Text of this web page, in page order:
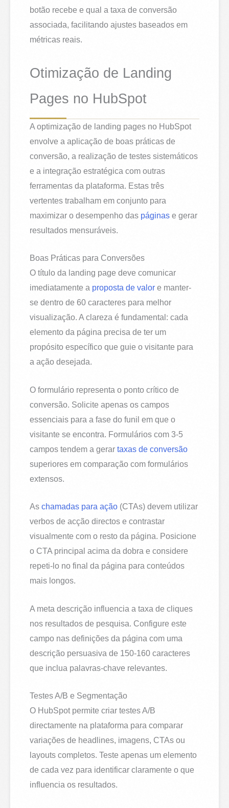
botão recebe e qual a taxa de conversão
associada, facilitando ajustes baseados em
métricas reais.
Otimização de Landing
Pages no HubSpot
A optimização de landing pages no HubSpot
envolve a aplicação de boas práticas de
conversão, a realização de testes sistemáticos
e a integração estratégica com outras
ferramentas da plataforma. Estas três
vertentes trabalham em conjunto para
maximizar o desempenho das páginas e gerar
resultados mensuráveis.
Boas Práticas para Conversões
O título da landing page deve comunicar
imediatamente a proposta de valor e manter-
se dentro de 60 caracteres para melhor
visualização. A clareza é fundamental: cada
elemento da página precisa de ter um
propósito específico que guie o visitante para
a ação desejada.
O formulário representa o ponto crítico de
conversão. Solicite apenas os campos
essenciais para a fase do funil em que o
visitante se encontra. Formulários com 3-5
campos tendem a gerartaxas de conversão
superiores em comparação com formulários
extensos.
Aschamadas para ação (CTAs) devem utilizar
verbos de acção directos e contrastar
visualmente com o resto da página. Posicione
o CTA principal acima da dobra e considere
repeti-lo no final da página para conteúdos
mais longos.
A meta descrição influencia a taxa de cliques
nos resultados de pesquisa. Configure este
campo nas definições da página com uma
descrição persuasiva de 150-160 caracteres
que inclua palavras-chave relevantes.
Testes A/B e Segmentação
O HubSpot permite criar testes A/B
directamente na plataforma para comparar
variações de headlines, imagens, CTAs ou
layouts completos. Teste apenas um elemento
de cada vez para identificar claramente o que
influencia os resultados.